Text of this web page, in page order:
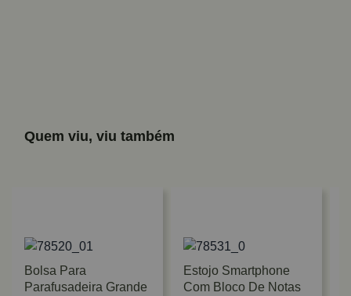
Quem viu, viu também
Bolsa Para
Parafusadeira Grande
Estojo Smartphone
Com Bloco De Notas